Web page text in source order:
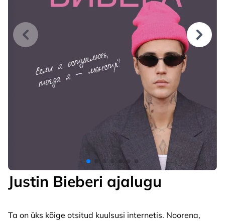
Justin Bieberi ajalugu
Ta on üks kõige otsitud kuulsusi internetis. Noorena,